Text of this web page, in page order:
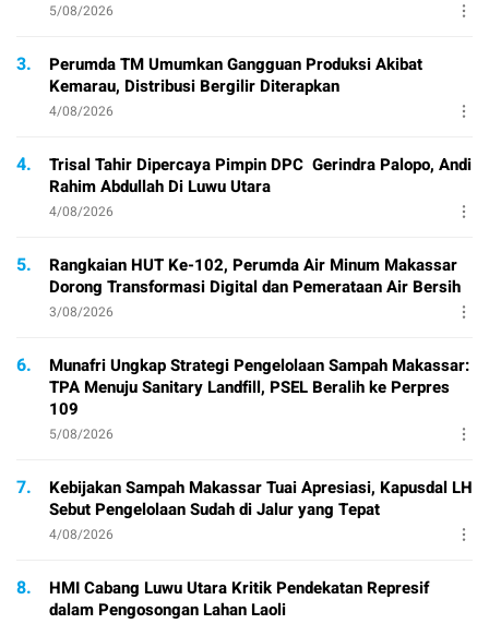
5/08/2026
3.
Perumda TM Umumkan Gangguan Produksi Akibat
Kemarau, Distribusi Bergilir Diterapkan
4/08/2026
4.
Trisal Tahir Dipercaya Pimpin DPC Gerindra Palopo, Andi
Rahim Abdullah Di Luwu Utara
4/08/2026
5.
Rangkaian HUT Ke-102, Perumda Air Minum Makassar
Dorong Transformasi Digital dan Pemerataan Air Bersih
3/08/2026
6.
Munafri Ungkap Strategi Pengelolaan Sampah Makassar:
TPA Menuju Sanitary Landfill, PSEL Beralih ke Perpres
109
5/08/2026
7.
Kebijakan Sampah Makassar Tuai Apresiasi, Kapusdal LH
Sebut Pengelolaan Sudah di Jalur yang Tepat
4/08/2026
8.
HMI Cabang Luwu Utara Kritik Pendekatan Represif
dalam Pengosongan Lahan Laoli